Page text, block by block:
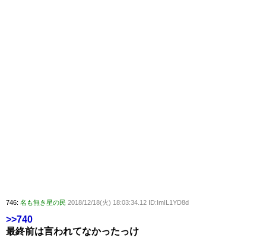
746: 名も無き星の民 2018/12/18(火) 18:03:34.12 ID:ImIL1YD8d
>>740
最終前は言われてなかったっけ